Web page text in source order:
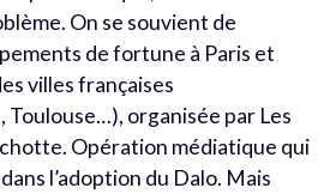
On se souvient de
de fortune à Paris et
villes françaises
Toulouse…), organisée par Les
Opération médiatique qui
l’adoption du Dalo. Mais